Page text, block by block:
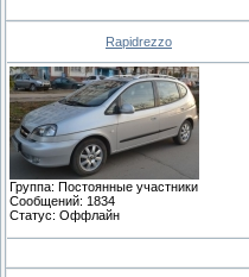
Rapidrezzo
Группа: Постоянные участники
Сообщений: 1834
Статус: Оффлайн